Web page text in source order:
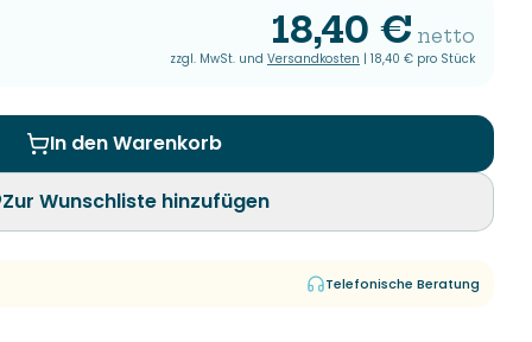
18,40 € netto
zzgl. MwSt. und Versandkosten | 18,40 € pro Stück
In den Warenkorb
Zur Wunschliste hinzufügen
Telefonische Beratung